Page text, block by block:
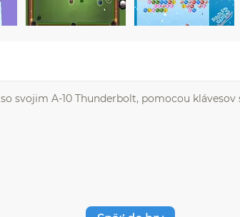
svojim A-10 Thunderbolt, pomocou